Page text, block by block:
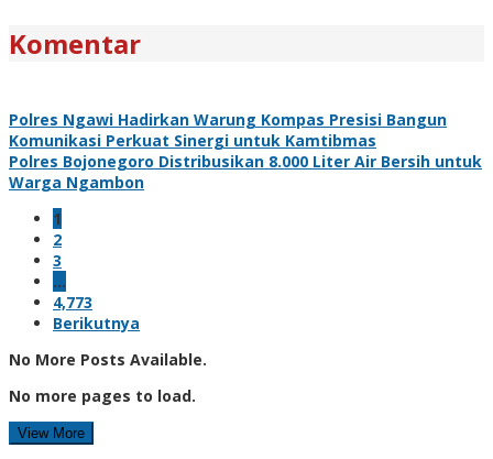
Komentar
Polres Ngawi Hadirkan Warung Kompas Presisi Bangun
Komunikasi Perkuat Sinergi untuk Kamtibmas
Polres Bojonegoro Distribusikan 8.000 Liter Air Bersih untuk
Warga Ngambon
1
2
3
…
4,773
Berikutnya
No More Posts Available.
No more pages to load.
View More